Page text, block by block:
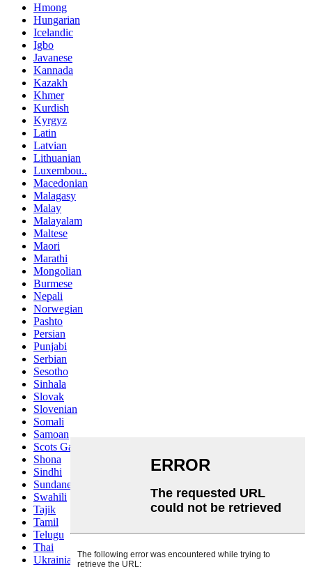
Hmong
Hungarian
Icelandic
Igbo
Javanese
Kannada
Kazakh
Khmer
Kurdish
Kyrgyz
Latin
Latvian
Lithuanian
Luxembou..
Macedonian
Malagasy
Malay
Malayalam
Maltese
Maori
Marathi
Mongolian
Burmese
Nepali
Norwegian
Pashto
Persian
Punjabi
Serbian
Sesotho
Sinhala
Slovak
Slovenian
Somali
Samoan
Scots Gaelic
Shona
Sindhi
Sundanese
Swahili
Tajik
Tamil
Telugu
Thai
Ukrainian